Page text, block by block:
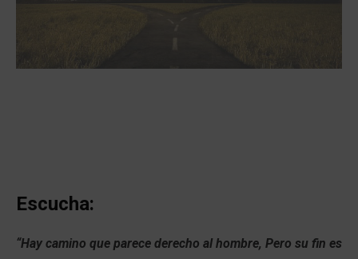
Escucha:
“Hay camino que parece derecho al hombre, Pero su fin es